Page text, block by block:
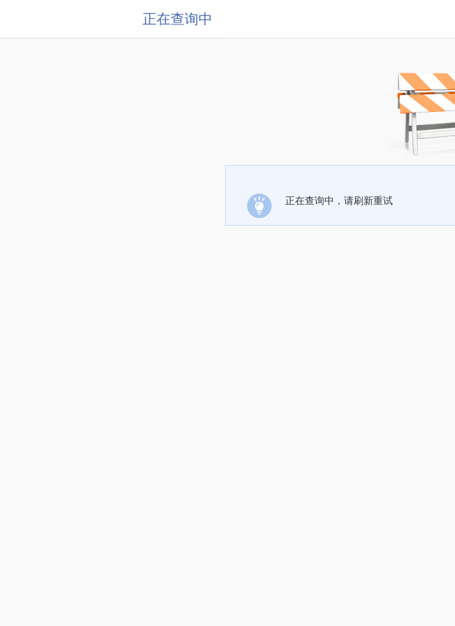
正在查询中
正在查询中，请刷新重试